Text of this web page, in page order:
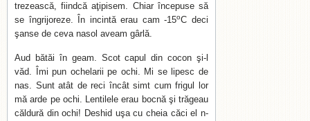
trezească, fiindcă aţipisem. Chiar începuse să
se îngrijoreze. În incintă erau cam -15oC deci
şanse de ceva nasol aveam gârlă.
Aud bătăi în geam. Scot capul din cocon şi-l
văd. Îmi pun ochelarii pe ochi. Mi se lipesc de
nas. Sunt atât de reci încât simt cum frigul lor
mă arde pe ochi. Lentilele erau bocnă şi trăgeau
căldură din ochi! Deshid uşa cu cheia căci el n-